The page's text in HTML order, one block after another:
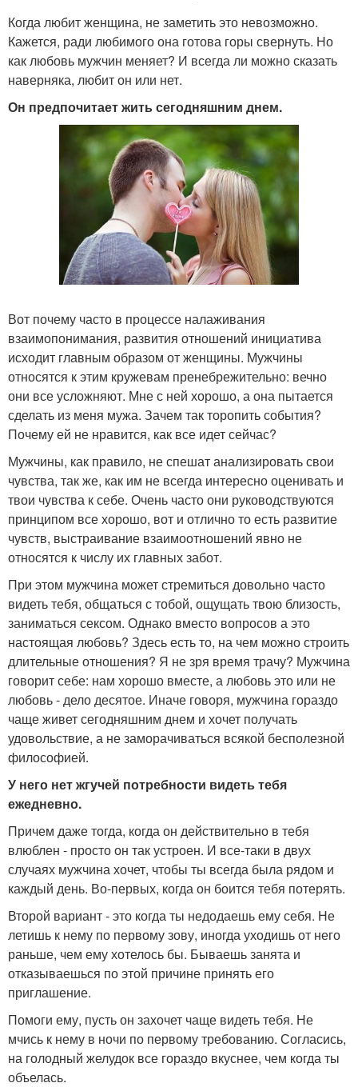
Когда любит женщина, не заметить это невозможно.
Кажется, ради любимого она готова горы свернуть. Но
как любовь мужчин меняет? И всегда ли можно сказать
наверняка, любит он или нет.
Он предпочитает жить сегодняшним днем.
Вот почему часто в процессе налаживания
взаимопонимания, развития отношений инициатива
исходит главным образом от женщины. Мужчины
относятся к этим кружевам пренебрежительно: вечно
они все усложняют. Мне с ней хорошо, а она пытается
сделать из меня мужа. Зачем так торопить события?
Почему ей не нравится, как все идет сейчас?
Мужчины, как правило, не спешат анализировать свои
чувства, так же, как им не всегда интересно оценивать и
твои чувства к себе. Очень часто они руководствуются
принципом все хорошо, вот и отлично то есть развитие
чувств, выстраивание взаимоотношений явно не
относятся к числу их главных забот.
При этом мужчина может стремиться довольно часто
видеть тебя, общаться с тобой, ощущать твою близость,
заниматься сексом. Однако вместо вопросов а это
настоящая любовь? Здесь есть то, на чем можно строить
длительные отношения? Я не зря время трачу? Мужчина
говорит себе: нам хорошо вместе, а любовь это или не
любовь - дело десятое. Иначе говоря, мужчина гораздо
чаще живет сегодняшним днем и хочет получать
удовольствие, а не заморачиваться всякой бесполезной
философией.
У него нет жгучей потребности видеть тебя
ежедневно.
Причем даже тогда, когда он действительно в тебя
влюблен - просто он так устроен. И все-таки в двух
случаях мужчина хочет, чтобы ты всегда была рядом и
каждый день. Во-первых, когда он боится тебя потерять.
Второй вариант - это когда ты недодаешь ему себя. Не
летишь к нему по первому зову, иногда уходишь от него
раньше, чем ему хотелось бы. Бываешь занята и
отказываешься по этой причине принять его
приглашение.
Помоги ему, пусть он захочет чаще видеть тебя. Не
мчись к нему в ночи по первому требованию. Согласись,
на голодный желудок все гораздо вкуснее, чем когда ты
объелась.